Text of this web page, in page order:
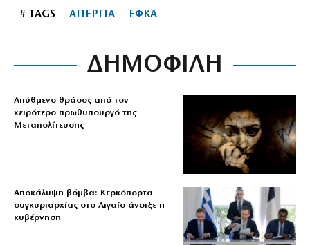
# TAGS ΑΠΕΡΓΙΑ ΕΦΚΑ
ΔΗΜΟΦΙΛΗ
Απύθμενο θράσος από τον
χειρότερο πρωθυπουργό της
Μεταπολίτευσης
Αποκάλυψη βόμβα: Κερκόπορτα
συγκυριαρχίας στο Αιγαίο άνοιξε η
κυβέρνηση